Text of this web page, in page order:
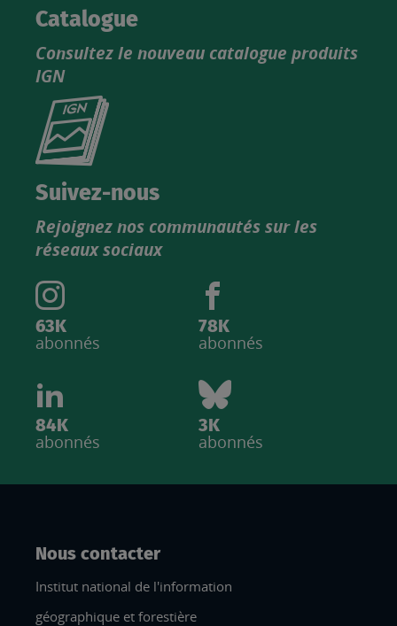
Catalogue
Consultez le nouveau catalogue produits
IGN
Consultez
catalogue
IGN
Suivez-nous
Rejoignez nos communautés sur les
réseaux sociaux
63K
abonnés
78K
abonnés
84K
abonnés
3K
abonnés
Nous contacter
Institut national de l'information
géographique et forestière